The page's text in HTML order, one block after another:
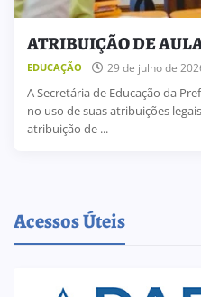
ATRIBUIÇÃO DE
EDUCAÇÃO 29 de julho de
A Secretária de Educação da
no uso de suas atribuições
atribuição de ...
Acessos Úteis